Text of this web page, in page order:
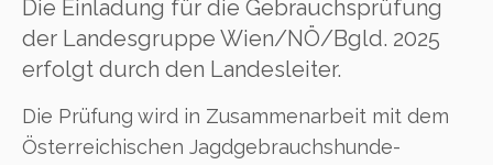
Die Einladung für die Gebrauchsprüfung
der Landesgruppe Wien/NÖ/Bgld. 2025
erfolgt durch den Landesleiter.
Die Prüfung wird in Zusammenarbeit mit dem
Österreichischen Jagdgebrauchshunde-